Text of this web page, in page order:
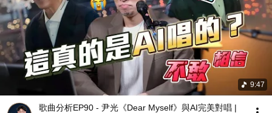
9:47
歌曲分析EP90 - 尹光《Dear Myself》與AI完美對唱 |